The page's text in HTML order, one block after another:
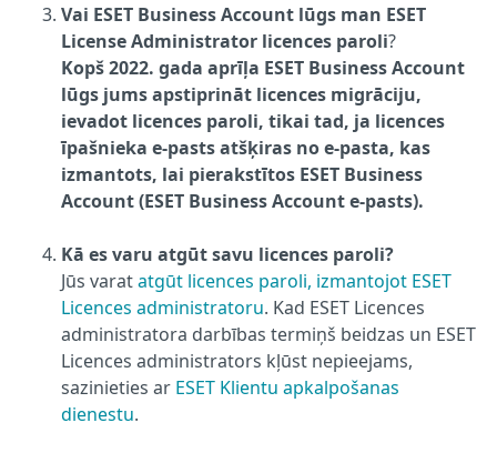
Vai ESET Business Account lūgs man ESET
License Administrator licences paroli?
Kopš 2022. gada aprīļa ESET Business Account
lūgs jums apstiprināt licences migrāciju,
ievadot licences paroli, tikai tad, ja licences
īpašnieka e-pasts atšķiras no e-pasta, kas
izmantots, lai pierakstītos ESET Business
Account (ESET Business Account e-pasts).
Kā es varu atgūt savu licences paroli?
Jūs varatatgūt licences paroli, izmantojot ESET
Licences administratoru. Kad ESET Licences
administratora darbības termiņš beidzas un ESET
Licences administrators kļūst nepieejams,
sazinieties ar ESET Klientu apkalpošanas
dienestu.